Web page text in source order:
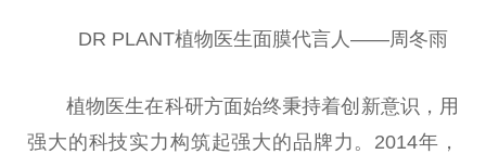
DR PLANT植物医生面膜代言人——周冬雨
植物医生在科研方面始终秉持着创新意识，用
强大的科技实力构筑起强大的品牌力。2014年，